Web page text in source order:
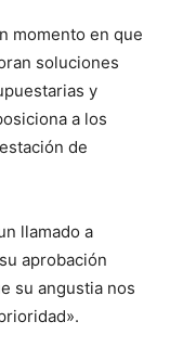
momento en que
soluciones
y
a los
de
llamado a
aprobación
su angustia nos